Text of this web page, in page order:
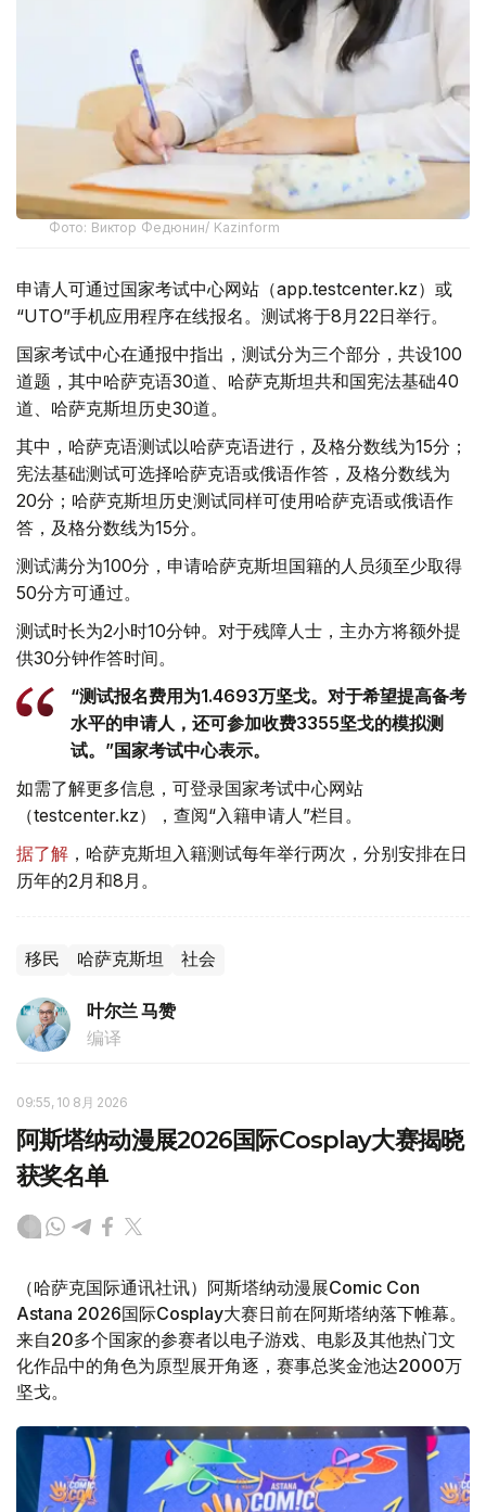
Фото: Виктор Федюнин/ Kazinform
申请人可通过国家考试中心网站（app.testcenter.kz）或
“UTO”手机应用程序在线报名。测试将于8月22日举行。
国家考试中心在通报中指出，测试分为三个部分，共设100
道题，其中哈萨克语30道、哈萨克斯坦共和国宪法基础40
道、哈萨克斯坦历史30道。
其中，哈萨克语测试以哈萨克语进行，及格分数线为15分；
宪法基础测试可选择哈萨克语或俄语作答，及格分数线为
20分；哈萨克斯坦历史测试同样可使用哈萨克语或俄语作
答，及格分数线为15分。
测试满分为100分，申请哈萨克斯坦国籍的人员须至少取得
50分方可通过。
测试时长为2小时10分钟。对于残障人士，主办方将额外提
供30分钟作答时间。
“测试报名费用为1.4693万坚戈。对于希望提高备考
水平的申请人，还可参加收费3355坚戈的模拟测
试。”国家考试中心表示。
如需了解更多信息，可登录国家考试中心网站
（testcenter.kz），查阅“入籍申请人”栏目。
据了解 ，哈萨克斯坦入籍测试每年举行两次，分别安排在日
历年的2月和8月。
移民 哈萨克斯坦 社会
叶尔兰 马赞
编译
09:55, 10 8月 2026
阿斯塔纳动漫展2026国际Cosplay大赛揭晓
获奖名单
（哈萨克国际通讯社讯）阿斯塔纳动漫展Comic Con
Astana 2026国际Cosplay大赛日前在阿斯塔纳落下帷幕。
来自20多个国家的参赛者以电子游戏、电影及其他热门文
化作品中的角色为原型展开角逐，赛事总奖金池达2000万
坚戈。